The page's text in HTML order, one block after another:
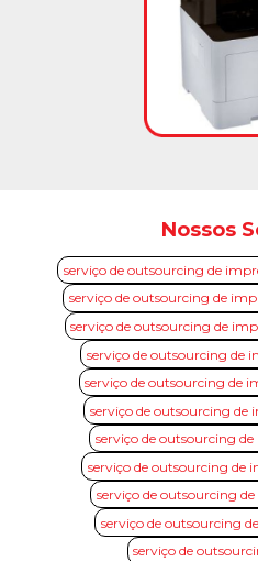
Nossos
serviço de outsourcing de
serviço de outsourcing de
serviço de outsourcing de
serviço de outsourcing de
serviço de outsourcing de
serviço de outsourcing de
serviço de outsourcing
serviço de outsourcing de
serviço de outsourcing
serviço de outsourcing
serviço de